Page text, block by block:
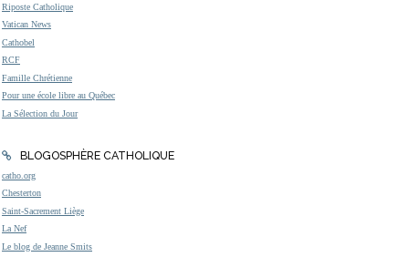
Riposte Catholique
Vatican News
Cathobel
RCF
Famille Chrétienne
Pour une école libre au Québec
La Sélection du Jour
BLOGOSPHÈRE CATHOLIQUE
catho.org
Chesterton
Saint-Sacrement Liège
La Nef
Le blog de Jeanne Smits